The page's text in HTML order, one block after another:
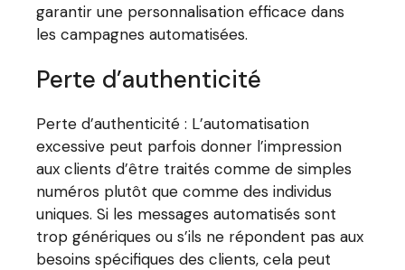
garantir une personnalisation efficace dans
les campagnes automatisées.
Perte d’authenticité
Perte d’authenticité : L’automatisation
excessive peut parfois donner l’impression
aux clients d’être traités comme de simples
numéros plutôt que comme des individus
uniques. Si les messages automatisés sont
trop génériques ou s’ils ne répondent pas aux
besoins spécifiques des clients, cela peut